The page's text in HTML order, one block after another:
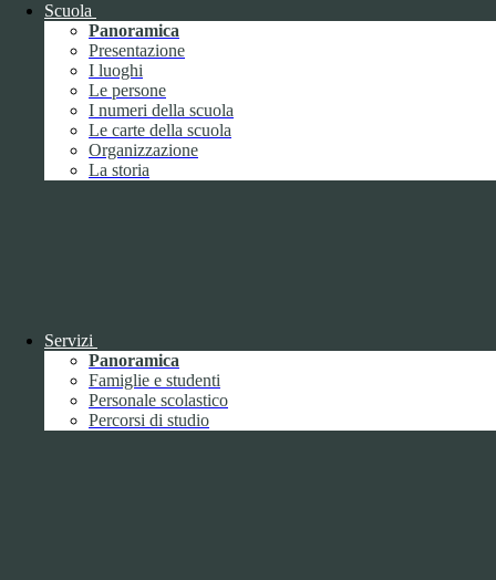
Scuola
Panoramica
Presentazione
I luoghi
Le persone
I numeri della scuola
Le carte della scuola
Organizzazione
La storia
Servizi
Panoramica
Famiglie e studenti
Personale scolastico
Percorsi di studio
Bandi di concorso
Bandi di concorso (da pubblicare in
tabelle)
Performance1